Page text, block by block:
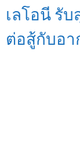
เลโอนี รั
ต่อสู้กับอา